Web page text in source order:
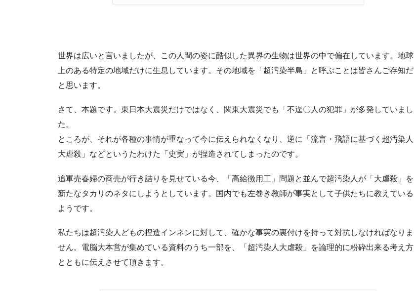
世界は広いと言いましたが、この人間の姿に酷似した異界の生物は世界の中で偏在しています。地球
上のある特定の地域だけに生息しています。その地域を「超汚染半島」と呼ぶことは皆さんご存知だ
と思います。
さて、本題です。東日本大震災だけではなく、関東大震災でも「不逞〇人の犯罪」が多発していまし
た。
ところが、それが各種の事情が重なって今に伝えられなくなり、逆に「流言・飛語に基づく超汚染人
大虐殺」などというたわけた「史実」が捏造されてしまったのです。
追軍売春婦の商売が行き詰りを見せている今、「高給徴用工」問題と並んで超汚染人が「大虐殺」を
新たなタカリのネタにしようとしています。国内でも左巻き教師が事実として子供たちに教えている
ようです。
私たちは超汚染人どもの捏造インネンに対して、確かな事実の裏付けを持って対抗しなければなりま
せん。電脳大本営が集めている資料のうち一部を、「超汚染人大虐殺」を論理的に粉砕出来る考え方
とともに伝えさせて頂きます。